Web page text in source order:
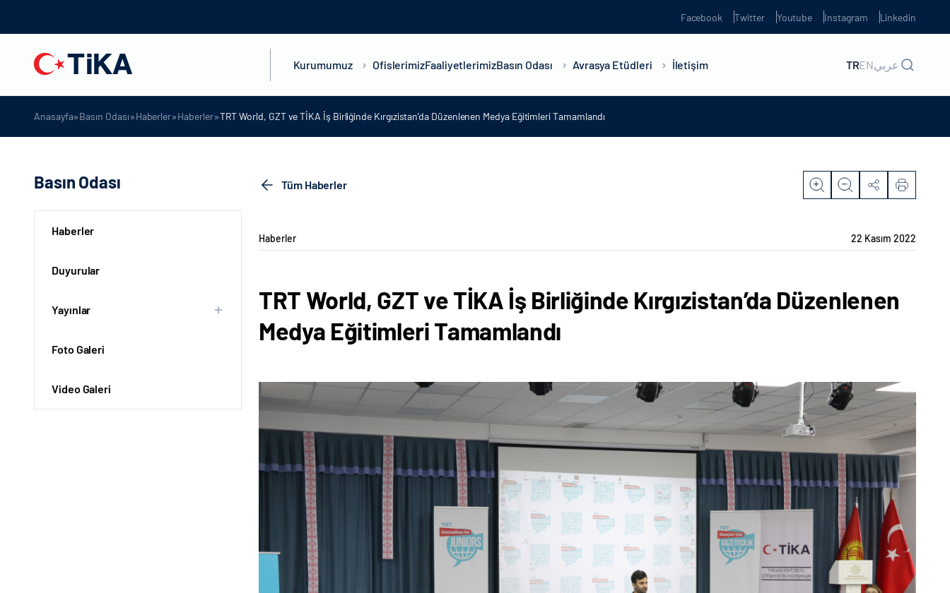
Facebook Twitter Youtube Instagram Linkedin
Kurumumuz OfislerimizFaaliyetlerimizBasın Odası Avrasya Etüdleri İletişim TRENعربي
Anasayfa»Basın Odası»Haberler»Haberler»TRT World, GZT ve TİKA İş Birliğinde Kırgızistan’da Düzenlenen Medya Eğitimleri Tamamlandı
Basın Odası
Haberler
Duyurular
Yayınlar
Foto Galeri
Video Galeri
Tüm Haberler
Haberler 22 Kasım 2022
TRT World, GZT ve TİKA İş Birliğinde Kırgızistan’da Düzenlenen
Medya Eğitimleri Tamamlandı